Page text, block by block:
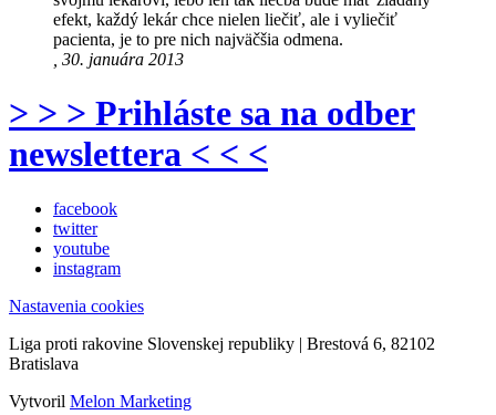
efekt, každý lekár chce nielen liečiť, ale i vyliečiť
pacienta, je to pre nich najväčšia odmena.
, 30. januára 2013
> > > Prihláste sa na odber
newslettera < < <
facebook
twitter
youtube
instagram
Nastavenia cookies
Liga proti rakovine Slovenskej republiky | Brestová 6, 82102
Bratislava
Vytvoril Melon Marketing